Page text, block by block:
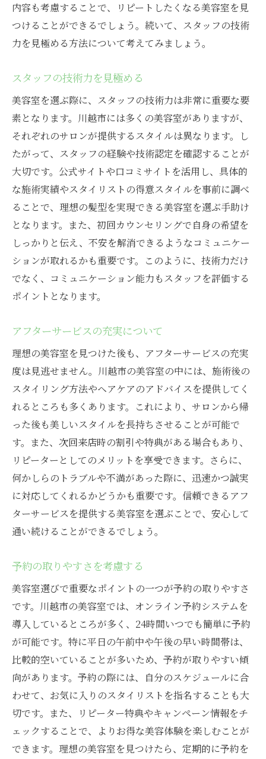
内容も考慮することで、リピートしたくなる美容室を見
つけることができるでしょう。続いて、スタッフの技術
力を見極める方法について考えてみましょう。
スタッフの技術力を見極める
美容室を選ぶ際に、スタッフの技術力は非常に重要な要
素となります。川越市には多くの美容室がありますが、
それぞれのサロンが提供するスタイルは異なります。し
たがって、スタッフの経験や技術認定を確認することが
大切です。公式サイトや口コミサイトを活用し、具体的
な施術実績やスタイリストの得意スタイルを事前に調べ
ることで、理想の髪型を実現できる美容室を選ぶ手助け
となります。また、初回カウンセリングで自身の希望を
しっかりと伝え、不安を解消できるようなコミュニケー
ションが取れるかも重要です。このように、技術力だけ
でなく、コミュニケーション能力もスタッフを評価する
ポイントとなります。
アフターサービスの充実について
理想の美容室を見つけた後も、アフターサービスの充実
度は見逃せません。川越市の美容室の中には、施術後の
スタイリング方法やヘアケアのアドバイスを提供してく
れるところも多くあります。これにより、サロンから帰
った後も美しいスタイルを長持ちさせることが可能で
す。また、次回来店時の割引や特典がある場合もあり、
リピーターとしてのメリットを享受できます。さらに、
何かしらのトラブルや不満があった際に、迅速かつ誠実
に対応してくれるかどうかも重要です。信頼できるアフ
ターサービスを提供する美容室を選ぶことで、安心して
通い続けることができるでしょう。
予約の取りやすさを考慮する
美容室選びで重要なポイントの一つが予約の取りやすさ
です。川越市の美容室では、オンライン予約システムを
導入しているところが多く、24時間いつでも簡単に予約
が可能です。特に平日の午前中や午後の早い時間帯は、
比較的空いていることが多いため、予約が取りやすい傾
向があります。予約の際には、自分のスケジュールに合
わせて、お気に入りのスタイリストを指名することも大
切です。また、リピーター特典やキャンペーン情報をチ
ェックすることで、よりお得な美容体験を楽しむことが
できます。理想の美容室を見つけたら、定期的に予約を